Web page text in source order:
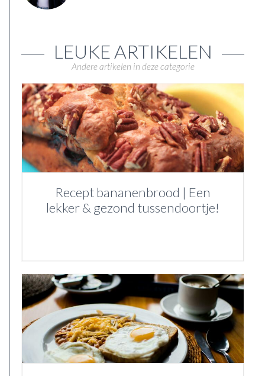
LEUKE ARTIKELEN
Andere artikelen in deze categorie
Recept bananenbrood | Een
lekker & gezond tussendoortje!